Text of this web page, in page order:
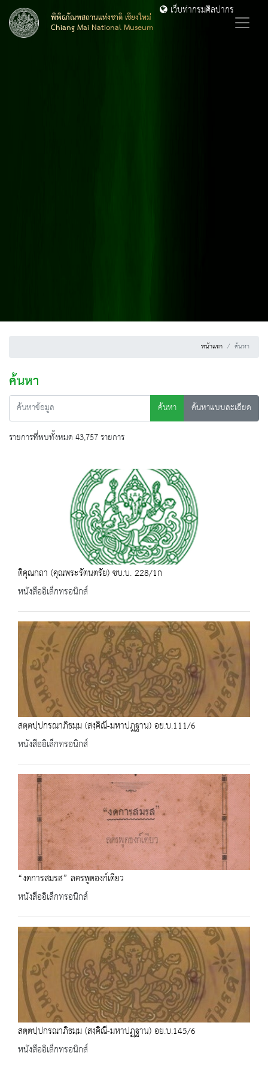
พิพิธภัณฑสถานแห่งชาติ เชียงใหม่
Chiang Mai National Museum
เว็บท่ากรมศิลปากร
หน้าแรก ค้นหา
ค้นหา
ค้นหา
ค้นหาแบบละเอียด
รายการที่พบทั้งหมด 43,757 รายการ
ติคุณกถา (คุณพระรัตนตรัย) ชบ.บ. 228/1ก
หนังสืออิเล็กทรอนิกส์
สตฺตปฺปกรณาภิธมฺม (สงฺคิณี-มหาปฎฐาน) อย.บ.111/6
หนังสืออิเล็กทรอนิกส์
“งดการสมรส” ลครพูดองก์เดียว
หนังสืออิเล็กทรอนิกส์
สตฺตปฺปกรณาภิธมฺม (สงฺคิณี-มหาปฏฺฐาน) อย.บ.145/6
หนังสืออิเล็กทรอนิกส์